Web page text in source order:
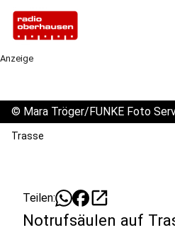
Anzeige
© Mara Tröger/FUNKE Foto
Trasse
Teilen: open_in_new
Notrufsäulen auf